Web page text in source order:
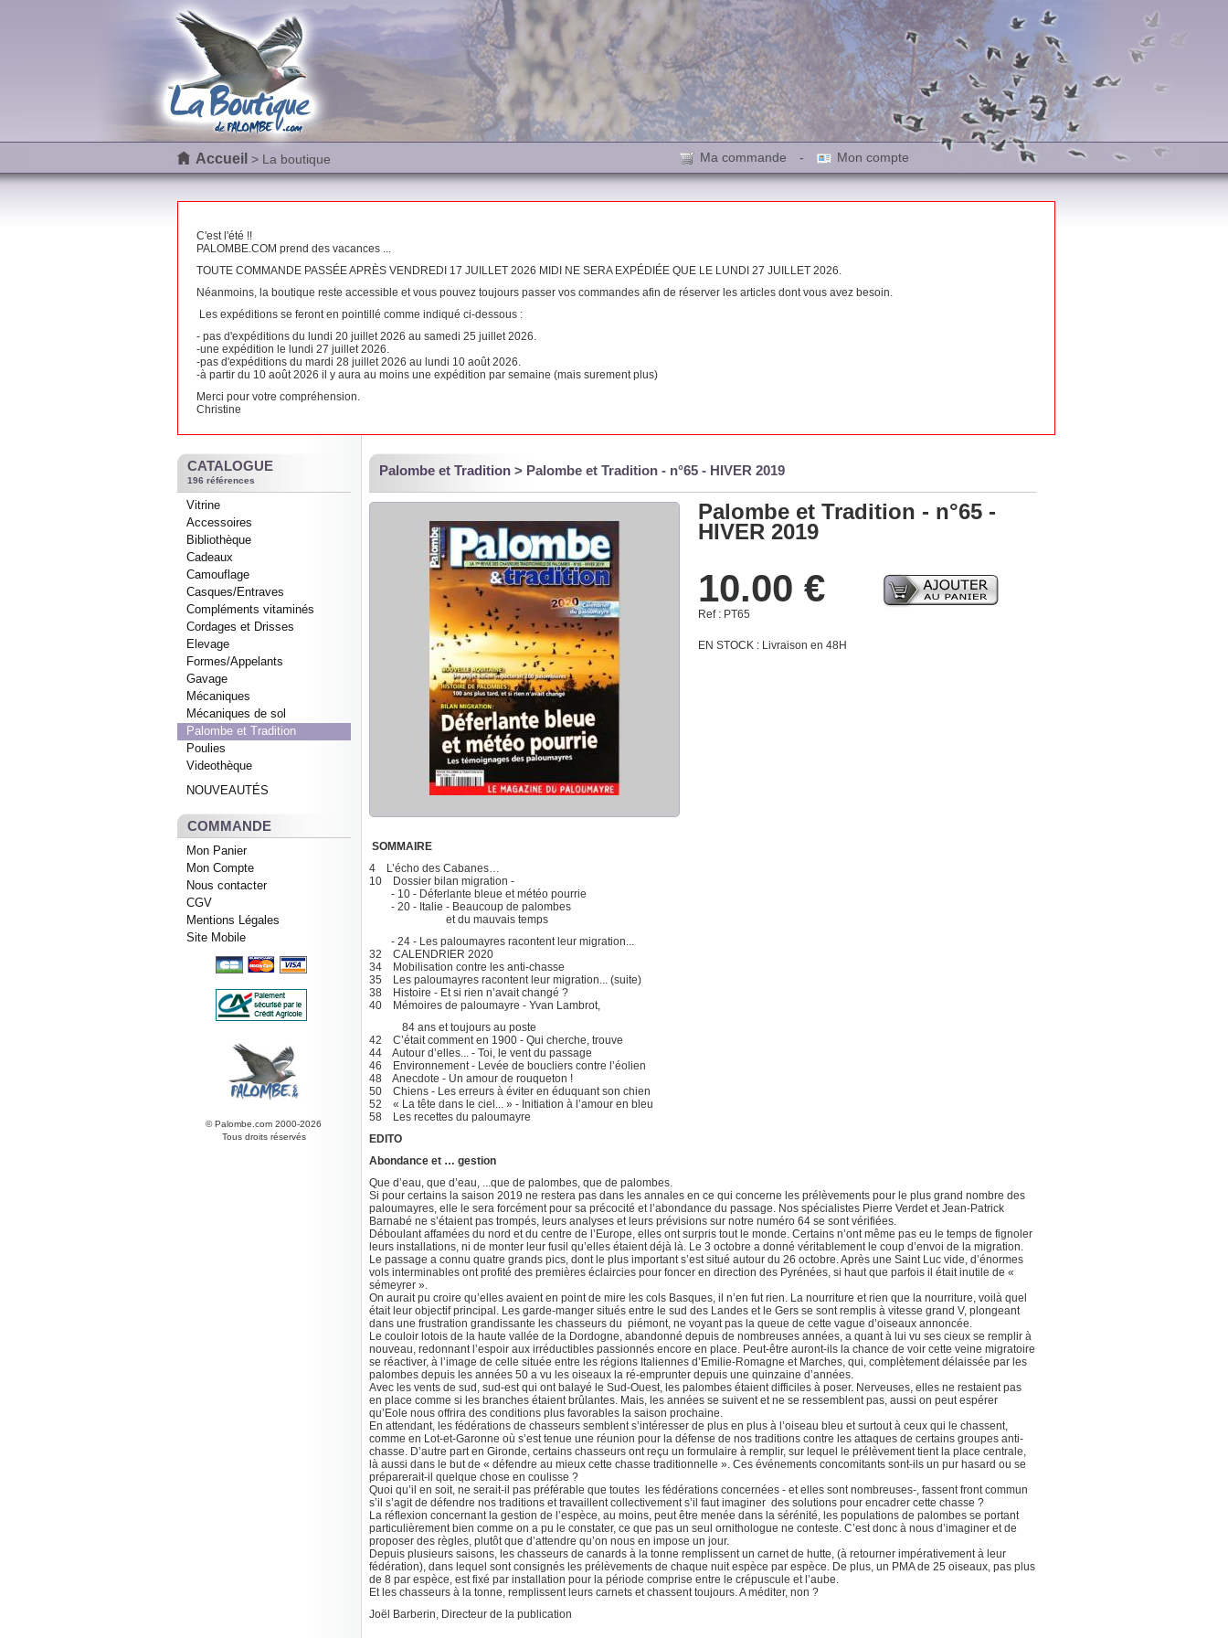
Accueil > La boutique Ma commande - Mon compte
C'est l'été !!
PALOMBE.COM prend des vacances ...
TOUTE COMMANDE PASSÉE APRÈS VENDREDI 17 JUILLET 2026 MIDI NE SERA EXPÉDIÉE QUE LE LUNDI 27 JUILLET 2026.
Néanmoins, la boutique reste accessible et vous pouvez toujours passer vos commandes afin de réserver les articles dont vous avez besoin.
Les expéditions se feront en pointillé comme indiqué ci-dessous :
- pas d'expéditions du lundi 20 juillet 2026 au samedi 25 juillet 2026.
-une expédition le lundi 27 juillet 2026.
-pas d'expéditions du mardi 28 juillet 2026 au lundi 10 août 2026.
-à partir du 10 août 2026 il y aura au moins une expédition par semaine (mais surement plus)
Merci pour votre compréhension.
Christine
CATALOGUE
196 références
Vitrine
Accessoires
Bibliothèque
Cadeaux
Camouflage
Casques/Entraves
Compléments vitaminés
Cordages et Drisses
Elevage
Formes/Appelants
Gavage
Mécaniques
Mécaniques de sol
Palombe et Tradition
Poulies
Videothèque
NOUVEAUTÉS
COMMANDE
Mon Panier
Mon Compte
Nous contacter
CGV
Mentions Légales
Site Mobile
© Palombe.com 2000-2026
Tous droits réservés
Palombe et Tradition> Palombe et Tradition - n°65 - HIVER 2019
Palombe et Tradition - n°65 -
HIVER 2019
10.00 €
Ref : PT65
EN STOCK: Livraison en 48H
SOMMAIRE
4 L’écho des Cabanes…
10 Dossier bilan migration -
- 10 - Déferlante bleue et météo pourrie
- 20 - Italie - Beaucoup de palombes
et du mauvais temps
- 24 - Les paloumayres racontent leur migration...
32 CALENDRIER 2020
34 Mobilisation contre les anti-chasse
35 Les paloumayres racontent leur migration... (suite)
38 Histoire - Et si rien n’avait changé ?
40 Mémoires de paloumayre - Yvan Lambrot,
84 ans et toujours au poste
42 C’était comment en 1900 - Qui cherche, trouve
44 Autour d’elles... - Toi, le vent du passage
46 Environnement - Levée de boucliers contre l’éolien
48 Anecdote - Un amour de rouqueton !
50 Chiens - Les erreurs à éviter en éduquant son chien
52 « La tête dans le ciel... » - Initiation à l’amour en bleu
58 Les recettes du paloumayre
EDITO
Abondance et … gestion
Que d’eau, que d’eau, ...que de palombes, que de palombes.
Si pour certains la saison 2019 ne restera pas dans les annales en ce qui concerne les prélèvements pour le plus grand nombre des
paloumayres, elle le sera forcément pour sa précocité et l’abondance du passage. Nos spécialistes Pierre Verdet et Jean-Patrick
Barnabé ne s’étaient pas trompés, leurs analyses et leurs prévisions sur notre numéro 64 se sont vérifiées.
Déboulant affamées du nord et du centre de l’Europe, elles ont surpris tout le monde. Certains n’ont même pas eu le temps de fignoler
leurs installations, ni de monter leur fusil qu’elles étaient déjà là. Le 3 octobre a donné véritablement le coup d’envoi de la migration.
Le passage a connu quatre grands pics, dont le plus important s’est situé autour du 26 octobre. Après une Saint Luc vide, d’énormes
vols interminables ont profité des premières éclaircies pour foncer en direction des Pyrénées, si haut que parfois il était inutile de «
sémeyrer ».
On aurait pu croire qu’elles avaient en point de mire les cols Basques, il n’en fut rien. La nourriture et rien que la nourriture, voilà quel
était leur objectif principal. Les garde-manger situés entre le sud des Landes et le Gers se sont remplis à vitesse grand V, plongeant
dans une frustration grandissante les chasseurs du piémont, ne voyant pas la queue de cette vague d’oiseaux annoncée.
Le couloir lotois de la haute vallée de la Dordogne, abandonné depuis de nombreuses années, a quant à lui vu ses cieux se remplir à
nouveau, redonnant l’espoir aux irréductibles passionnés encore en place. Peut-être auront-ils la chance de voir cette veine migratoire
se réactiver, à l’image de celle située entre les régions Italiennes d’Emilie-Romagne et Marches, qui, complètement délaissée par les
palombes depuis les années 50 a vu les oiseaux la ré-emprunter depuis une quinzaine d’années.
Avec les vents de sud, sud-est qui ont balayé le Sud-Ouest, les palombes étaient difficiles à poser. Nerveuses, elles ne restaient pas
en place comme si les branches étaient brûlantes. Mais, les années se suivent et ne se ressemblent pas, aussi on peut espérer
qu’Eole nous offrira des conditions plus favorables la saison prochaine.
En attendant, les fédérations de chasseurs semblent s’intéresser de plus en plus à l’oiseau bleu et surtout à ceux qui le chassent,
comme en Lot-et-Garonne où s’est tenue une réunion pour la défense de nos traditions contre les attaques de certains groupes anti-
chasse. D’autre part en Gironde, certains chasseurs ont reçu un formulaire à remplir, sur lequel le prélèvement tient la place centrale,
là aussi dans le but de « défendre au mieux cette chasse traditionnelle ». Ces événements concomitants sont-ils un pur hasard ou se
préparerait-il quelque chose en coulisse ?
Quoi qu’il en soit, ne serait-il pas préférable que toutes les fédérations concernées - et elles sont nombreuses-, fassent front commun
s’il s’agit de défendre nos traditions et travaillent collectivement s’il faut imaginer des solutions pour encadrer cette chasse ?
La réflexion concernant la gestion de l’espèce, au moins, peut être menée dans la sérénité, les populations de palombes se portant
particulièrement bien comme on a pu le constater, ce que pas un seul ornithologue ne conteste. C’est donc à nous d’imaginer et de
proposer des règles, plutôt que d’attendre qu’on nous en impose un jour.
Depuis plusieurs saisons, les chasseurs de canards à la tonne remplissent un carnet de hutte, (à retourner impérativement à leur
fédération), dans lequel sont consignés les prélèvements de chaque nuit espèce par espèce. De plus, un PMA de 25 oiseaux, pas plus
de 8 par espèce, est fixé par installation pour la période comprise entre le crépuscule et l’aube.
Et les chasseurs à la tonne, remplissent leurs carnets et chassent toujours. A méditer, non ?
​Joël Barberin, Directeur de la publication